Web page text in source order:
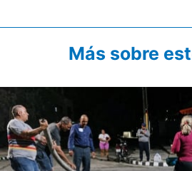
Más sobre